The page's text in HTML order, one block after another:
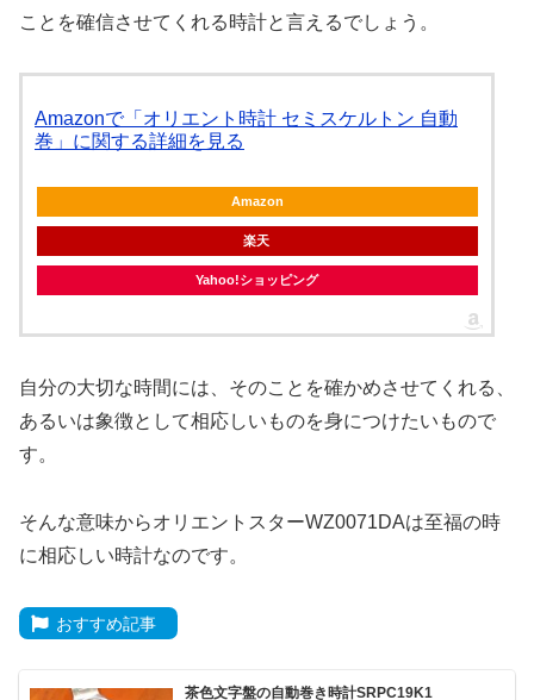
ことを確信させてくれる時計と言えるでしょう。
Amazonで「オリエント時計 セミスケルトン 自動
巻」に関する詳細を見る
Amazon
楽天
Yahoo!ショッピング
自分の大切な時間には、そのことを確かめさせてくれる、
あるいは象徴として相応しいものを身につけたいもので
す。
そんな意味からオリエントスターWZ0071DAは至福の時
に相応しい時計なのです。
おすすめ記事
茶色文字盤の自動巻き時計SRPC19K1